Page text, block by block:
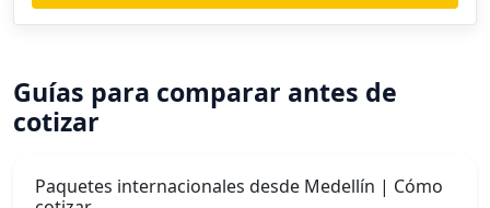
Guías para comparar antes de
cotizar
Paquetes internacionales desde Medellín | Cómo